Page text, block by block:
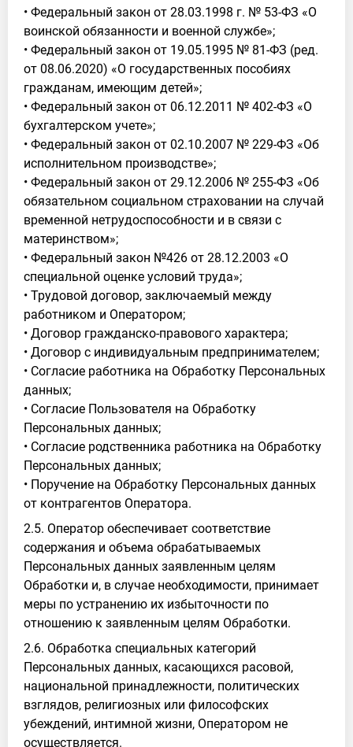
• Федеральный закон от 28.03.1998 г. № 53-ФЗ «О
воинской обязанности и военной службе»;
• Федеральный закон от 19.05.1995 № 81-ФЗ (ред.
от 08.06.2020) «О государственных пособиях
гражданам, имеющим детей»;
• Федеральный закон от 06.12.2011 № 402-ФЗ «О
бухгалтерском учете»;
• Федеральный закон от 02.10.2007 № 229-ФЗ «Об
исполнительном производстве»;
• Федеральный закон от 29.12.2006 № 255-ФЗ «Об
обязательном социальном страховании на случай
временной нетрудоспособности и в связи с
материнством»;
• Федеральный закон №426 от 28.12.2003 «О
специальной оценке условий труда»;
• Трудовой договор, заключаемый между
работником и Оператором;
• Договор гражданско-правового характера;
• Договор с индивидуальным предпринимателем;
• Согласие работника на Обработку Персональных
данных;
• Согласие Пользователя на Обработку
Персональных данных;
• Согласие родственника работника на Обработку
Персональных данных;
• Поручение на Обработку Персональных данных
от контрагентов Оператора.
2.5. Оператор обеспечивает соответствие
содержания и объема обрабатываемых
Персональных данных заявленным целям
Обработки и, в случае необходимости, принимает
меры по устранению их избыточности по
отношению к заявленным целям Обработки.
2.6. Обработка специальных категорий
Персональных данных, касающихся расовой,
национальной принадлежности, политических
взглядов, религиозных или философских
убеждений, интимной жизни, Оператором не
осуществляется.